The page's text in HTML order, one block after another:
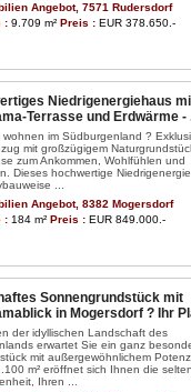
Angebot, 7571 Rudersdorf
: 9.709 m² Preis : EUR 378.650.-
Niedrigenergiehaus
Terrasse und Erdwärme -
wohnen im Südburgenland ?
mit großzügigem
zum Ankommen, Wohlfühlen und
Dieses hochwertige
...
Angebot, 8382 Mogersdorf
: 184 m² Preis : EUR 849.000.-
Sonnengrundstück mit
in Mogersdorf ? Ihr
der idyllischen Landschaft des
erwartet Sie ein ganz
mit außergewöhnlichem
m² eröffnet sich Ihnen die
Ihren ...